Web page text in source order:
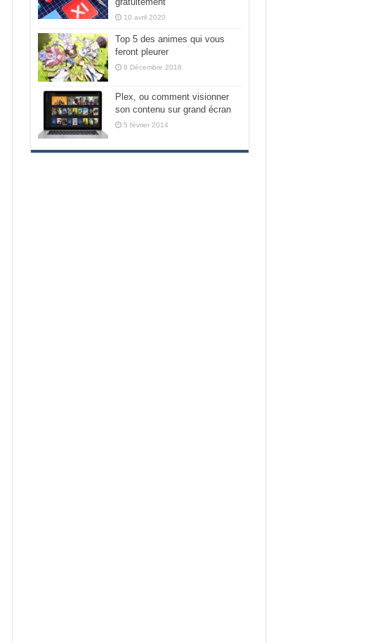
10 avril 2020
Top 5 des animes qui vous
feront pleurer
8 Décembre 2018
Plex, ou comment visionner
son contenu sur grand écran
5 février 2014